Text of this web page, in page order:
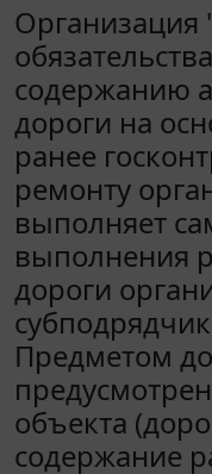
Организация
содержанию
дороги на
ранее
ремонту
выполняет
выполнения
дороги
Предметом
объекта
содержание